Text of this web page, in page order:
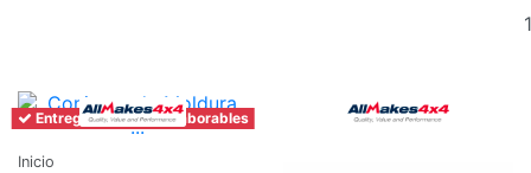
Entrega en 6-7 días laborables
Inicio